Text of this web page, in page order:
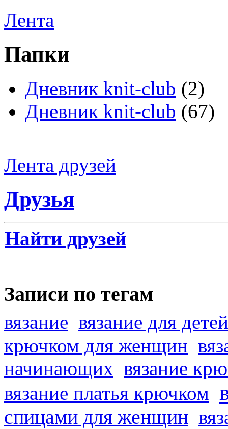
Лента
Папки
Дневник knit-club (2)
Дневник knit-club (67)
Лента друзей
Друзья
Найти друзей
Записи по тегам
вязание вязание для детей
крючком для женщин
начинающих вязание
вязание платья крючком
спицами для женщин